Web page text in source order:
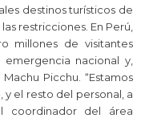
destinos turísticos de
restricciones. En Perú,
millones de visitantes
nacional y,
Picchu. “Estamos
el resto del personal, a
coordinador del área